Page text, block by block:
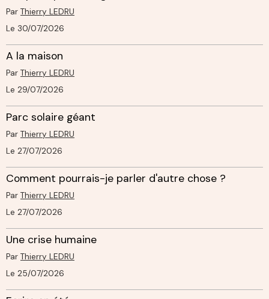
Par Thierry LEDRU
Le 30/07/2026
A la maison
Par Thierry LEDRU
Le 29/07/2026
Parc solaire géant
Par Thierry LEDRU
Le 27/07/2026
Comment pourrais-je parler d'autre chose ?
Par Thierry LEDRU
Le 27/07/2026
Une crise humaine
Par Thierry LEDRU
Le 25/07/2026